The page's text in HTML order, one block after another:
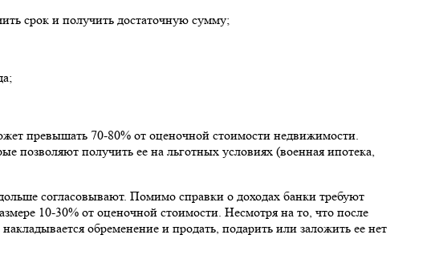
срок и получить достаточную сумму;
превышать 70-80% от оценочной стоимости недвижимости.
позволяют получить ее на льготных условиях (военная ипотека,
согласовывают. Помимо справки о доходах банки требуют
10-30% от оценочной стоимости. Несмотря на то, что после
обременение и продать, подарить или заложить ее нет